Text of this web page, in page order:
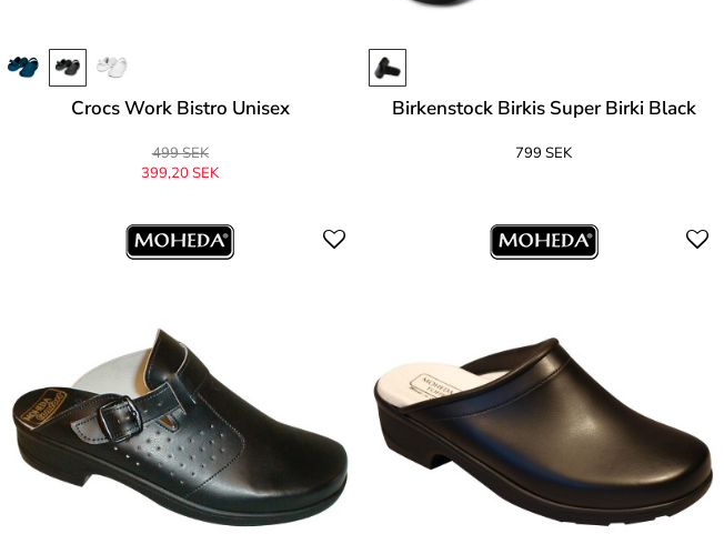
Crocs Work Bistro Unisex
499 SEK
399,20 SEK
Birkenstock Birkis Super Birki Black
799 SEK